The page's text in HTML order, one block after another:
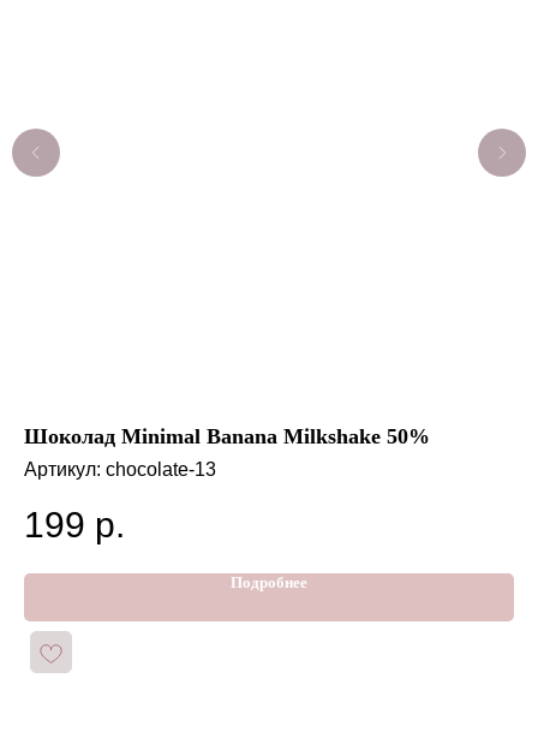
Шоколад Minimal Banana Milkshake 50%
Артикул: chocolate-13
199 р.
Подробнее